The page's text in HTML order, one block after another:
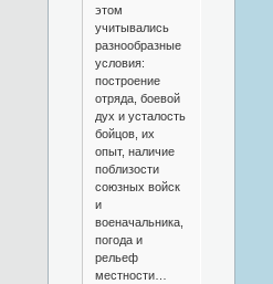
этом
учитывались
разнообразные
условия:
построение
отряда, боевой
дух и усталость
бойцов, их
опыт, наличие
поблизости
союзных войск
и
военачальника,
погода и
рельеф
местности…